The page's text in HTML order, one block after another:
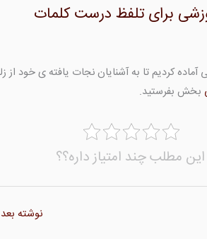
برای تلفظ درست کلمات
کردیم تا به آشنایان نجات یافته ی خود از
بخش بفرستید.
این مطلب چند امتیاز داره؟؟
نوشته